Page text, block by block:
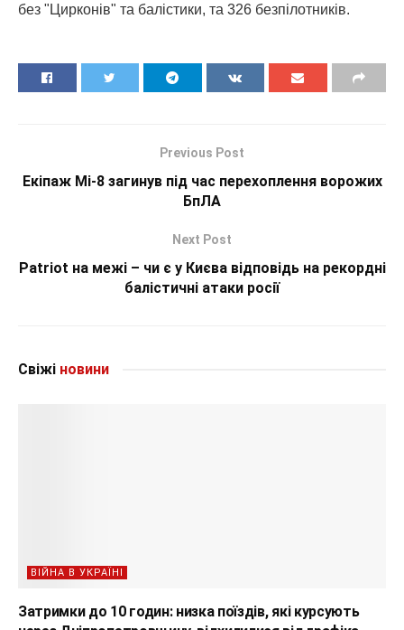
без "Цирконів" та балістики, та 326 безпілотників.
Previous Post
Екіпаж Мі-8 загинув під час перехоплення ворожих
БпЛА
Next Post
Patriot на межі – чи є у Києва відповідь на рекордні
балістичні атаки росії
Свіжі новини
ВІЙНА В УКРАЇНІ
Затримки до 10 годин: низка поїздів, які курсують